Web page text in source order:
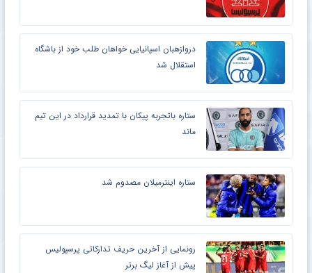
دروازهبان اسپانیایی خواهان طلب خود از باشگاه
استقلال شد
ستاره باتجربه پیکان با تمدید قرارداد در این تیم
ماند
ستاره اینترمیلان مصدوم شد
رونمایی از آخرین حریف تدارکاتی پرسپولیس
پیش از آغاز لیگ برتر